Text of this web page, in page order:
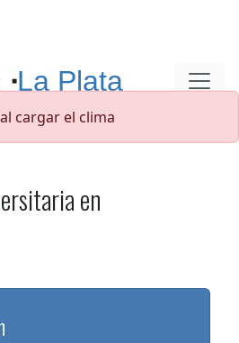
cargar el clima
en